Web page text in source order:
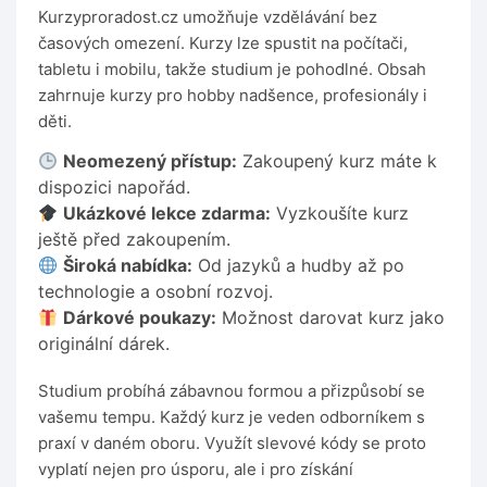
Kurzyproradost.cz umožňuje vzdělávání bez
časových omezení. Kurzy lze spustit na počítači,
tabletu i mobilu, takže studium je pohodlné. Obsah
zahrnuje kurzy pro hobby nadšence, profesionály i
děti.
Neomezený přístup: Zakoupený kurz máte k
dispozici napořád.
Ukázkové lekce zdarma: Vyzkoušíte kurz
ještě před zakoupením.
Široká nabídka: Od jazyků a hudby až po
technologie a osobní rozvoj.
Dárkové poukazy: Možnost darovat kurz jako
originální dárek.
Studium probíhá zábavnou formou a přizpůsobí se
vašemu tempu. Každý kurz je veden odborníkem s
praxí v daném oboru. Využít slevové kódy se proto
vyplatí nejen pro úsporu, ale i pro získání